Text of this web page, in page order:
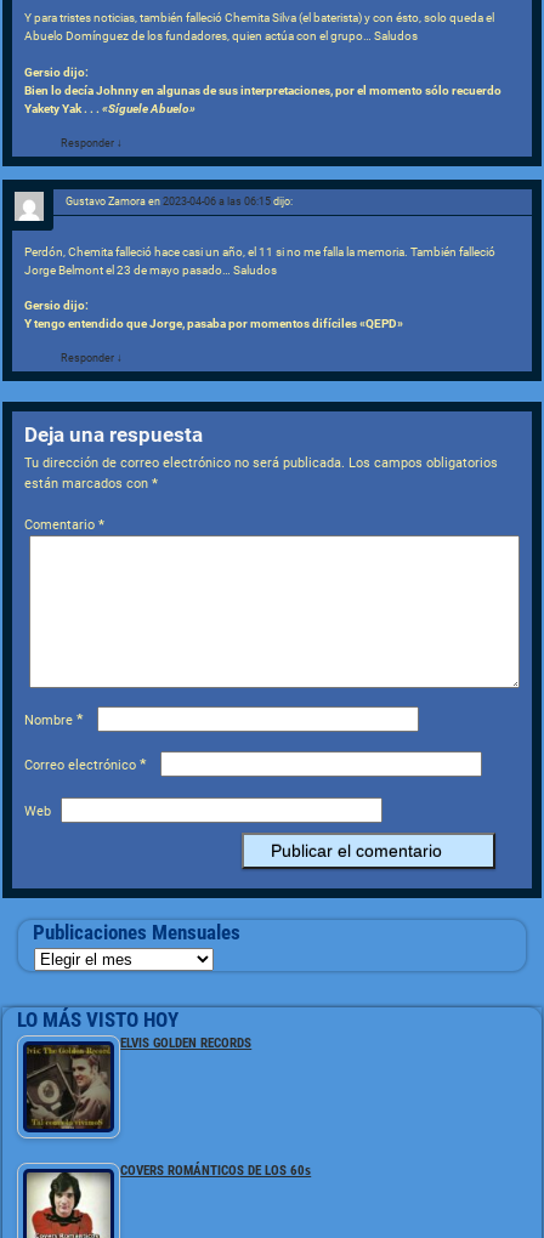
Y para tristes noticias, también falleció Chemita Silva (el baterista) y con ésto, solo queda el
Abuelo Domínguez de los fundadores, quien actúa con el grupo… Saludos
Gersio dijo:
Bien lo decía Johnny en algunas de sus interpretaciones, por el momento sólo recuerdo
Yakety Yak . . .«Síguele Abuelo»
Responder ↓
Gustavo Zamora en2023-04-06 a las 06:15 dijo:
Perdón, Chemita falleció hace casi un año, el 11 si no me falla la memoria. También falleció
Jorge Belmont el 23 de mayo pasado… Saludos
Gersio dijo:
Y tengo entendido que Jorge, pasaba por momentos difíciles «QEPD»
Responder ↓
Deja una respuesta
Tu dirección de correo electrónico no será publicada. Los campos obligatorios
están marcados con*
Comentario*
Nombre*
Correo electrónico*
Web
Publicaciones Mensuales
LO MÁS VISTO HOY
ELVIS GOLDEN RECORDS
COVERS ROMÁNTICOS DE LOS 60s